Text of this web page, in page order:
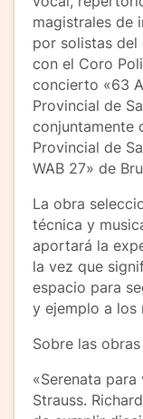
magistrales de
por solistas del
con el Coro
concierto «63
Provincial de
conjuntamente
Provincial de
WAB 27» de
La obra
técnica y
aportará la
la vez que
espacio para
y ejemplo a los
Sobre las
«Serenata
Strauss.